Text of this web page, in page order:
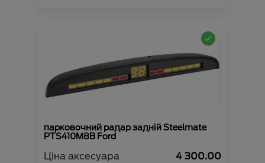
парковочний радар задній Steelmate
PTS410M8B Ford
Ціна аксесуара 4 300.00